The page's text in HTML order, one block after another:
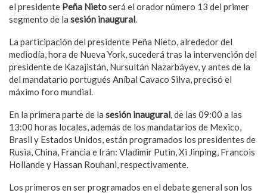
el presidente Peña Nietoserá el orador número 13 del primer
segmento de la sesión inaugural.
La participación del presidente Peña Nieto, alrededor del
mediodía, hora de Nueva York, sucederá tras la intervención del
presidente de Kazajistán, Nursultán Nazarbáyev, y antes de la
del mandatario portugués Aníbal Cavaco Silva, precisó el
máximo foro mundial.
En la primera parte de la sesión inaugural, de las 09:00 a las
13:00 horas locales, además de los mandatarios de Mexico,
Brasil y Estados Unidos, están programados los presidentes de
Rusia, China, Francia e Irán: Vladimir Putin, Xi Jinping, Francois
Hollande y Hassan Rouhani, respectivamente.
Los primeros en ser programados en el debate general son los